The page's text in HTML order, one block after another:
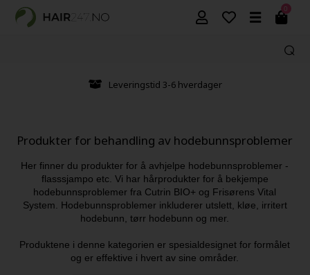
0
Leveringstid 3-6 hverdager
Produkter for behandling av hodebunnsproblemer
Her finner du produkter for å avhjelpe hodebunnsproblemer -
flasssjampo etc. Vi har hårprodukter for å bekjempe
hodebunnsproblemer fra Cutrin BIO+ og Frisørens Vital
System. Hodebunnsproblemer inkluderer utslett, kløe, irritert
hodebunn, tørr hodebunn og mer.
Produktene i denne kategorien er spesialdesignet for formålet
og er effektive i hvert av sine områder.